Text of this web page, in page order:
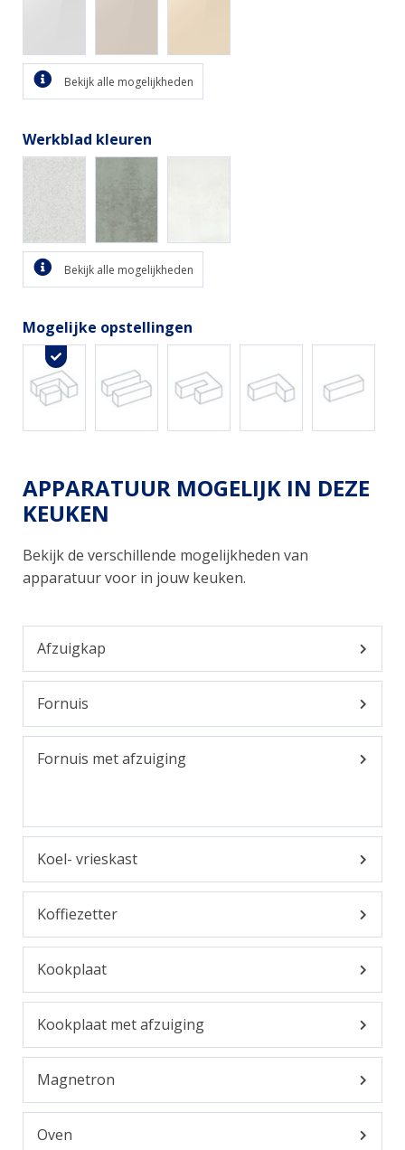
Bekijk alle mogelijkheden
Werkblad kleuren
Bekijk alle mogelijkheden
Mogelijke opstellingen
APPARATUUR MOGELIJK IN DEZE
KEUKEN
Bekijk de verschillende mogelijkheden van
apparatuur voor in jouw keuken.
Afzuigkap
Fornuis
Fornuis met afzuiging
Koel- vrieskast
Koffiezetter
Kookplaat
Kookplaat met afzuiging
Magnetron
Oven